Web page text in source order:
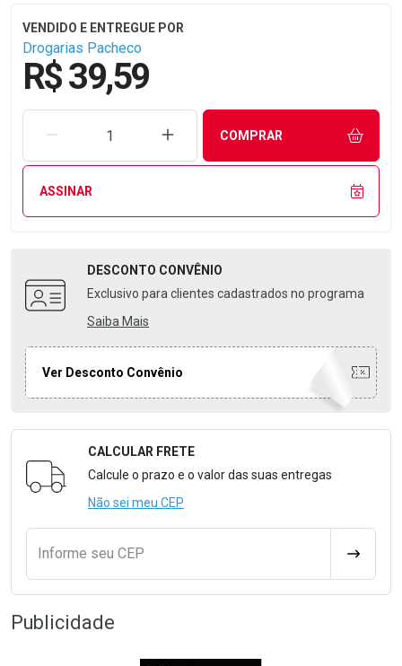
Drogarias Pacheco
R$ 39,59
REMOVER UMA UNIDADEAUMENTAR UMA UNIDADE
COMPRAR
ASSINAR
DESCONTO CONVÊNIO
Exclusivo para clientes cadastrados no programa
Saiba Mais
Ver Desconto Convênio
Formulário para Calcular o Frete
CALCULAR FRETE
Calcule o prazo e o valor das suas entregas
Não sei meu CEP
Informe seu CEP
Publicidade